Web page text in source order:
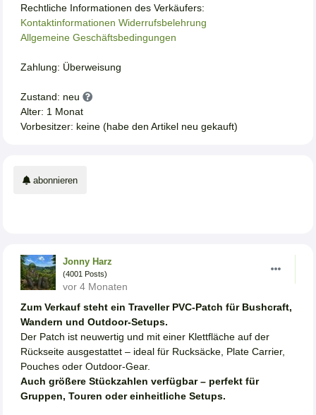
Rechtliche Informationen des Verkäufers:
Kontaktinformationen Widerrufsbelehrung
Allgemeine Geschäftsbedingungen
Zahlung: Überweisung
Zustand: neu
Alter: 1 Monat
Vorbesitzer: keine (habe den Artikel neu gekauft)
abonnieren
Jonny Harz
(4001 Posts)
vor 4 Monaten
Zum Verkauf steht ein Traveller PVC-Patch für Bushcraft,
Wandern und Outdoor-Setups.
Der Patch ist neuwertig und mit einer Klettfläche auf der
Rückseite ausgestattet – ideal für Rucksäcke, Plate Carrier,
Pouches oder Outdoor-Gear.
Auch größere Stückzahlen verfügbar – perfekt für
Gruppen, Touren oder einheitliche Setups.